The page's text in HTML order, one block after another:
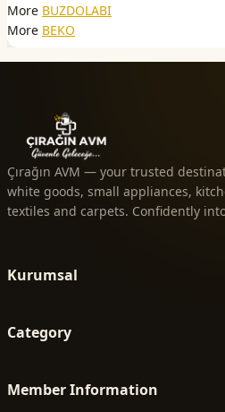
More BUZDOLABI
More BEKO
Çırağın AVM — your trusted
white goods, small appliances,
textiles and carpets. Confidently
Kurumsal
Category
Member Information